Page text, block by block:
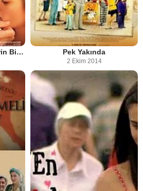
Fakat Müzeyyen Bu Derin Bir Tutku Pek Yakında
2 Ekim 2014